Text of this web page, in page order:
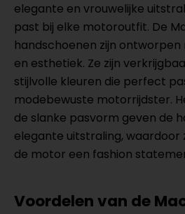
elegante en vrouwelijke
past bij elke motoroutfit. De
handschoenen zijn
en esthetiek. Ze zijn
stijlvolle kleuren die perfect
modebewuste motorrijdster.
de slanke pasvorm geven de
elegante uitstraling, waardoor
de motor een fashion
Voordelen van de